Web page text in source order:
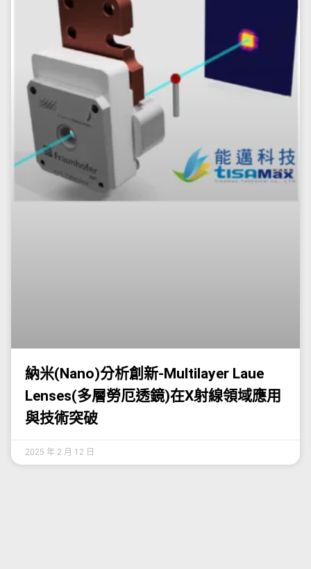
納米(Nano)分析創新-Multilayer Laue
Lenses(多層勞厄透鏡)在X射線領域應用
與技術突破
2025 年 2 月 12 日